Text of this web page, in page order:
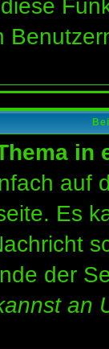
in
auf
Es
der
an